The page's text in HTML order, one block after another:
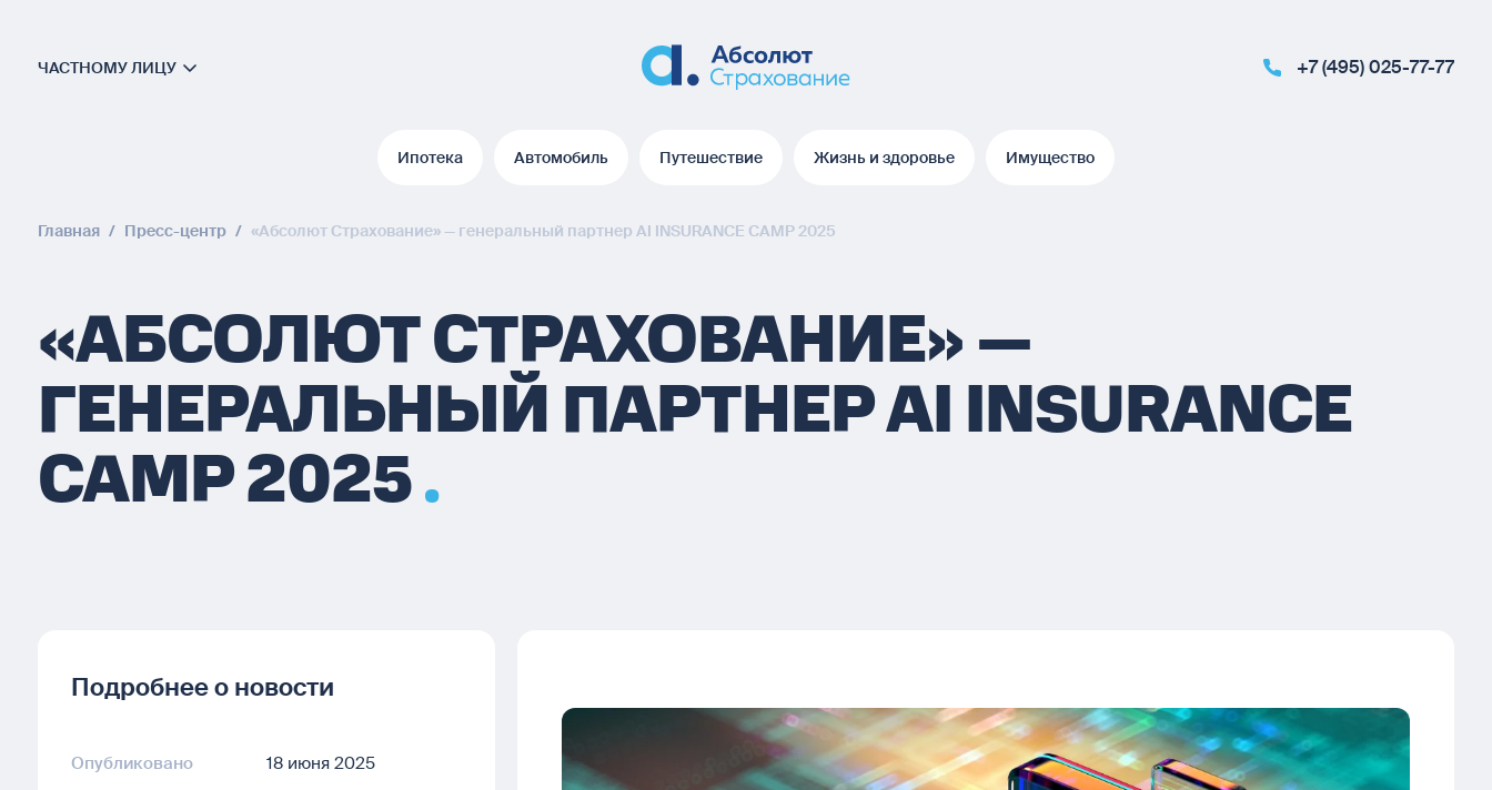
ЧАСТНОМУ ЛИЦУ +7 (495) 025-77-77
Ипотека Автомобиль Путешествие Жизнь и здоровье Имущество
Главная / Пресс-центр / «Абсолют Страхование» — генеральный партнер AI INSURANCE CAMP 2025
«АБСОЛЮТ СТРАХОВАНИЕ» —
ГЕНЕРАЛЬНЫЙ ПАРТНЕР AI INSURANCE
CAMP 2025
Подробнее о новости
Опубликовано 18 июня 2025